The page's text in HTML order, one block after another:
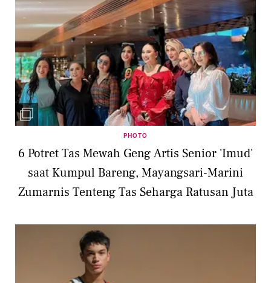
PHOTO
6 Potret Tas Mewah Geng Artis Senior 'Imud'
saat Kumpul Bareng, Mayangsari-Marini
Zumarnis Tenteng Tas Seharga Ratusan Juta